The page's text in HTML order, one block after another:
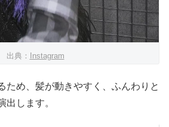
出典： Instagram
ため、髪が動きやすく、ふんわりと
出します。